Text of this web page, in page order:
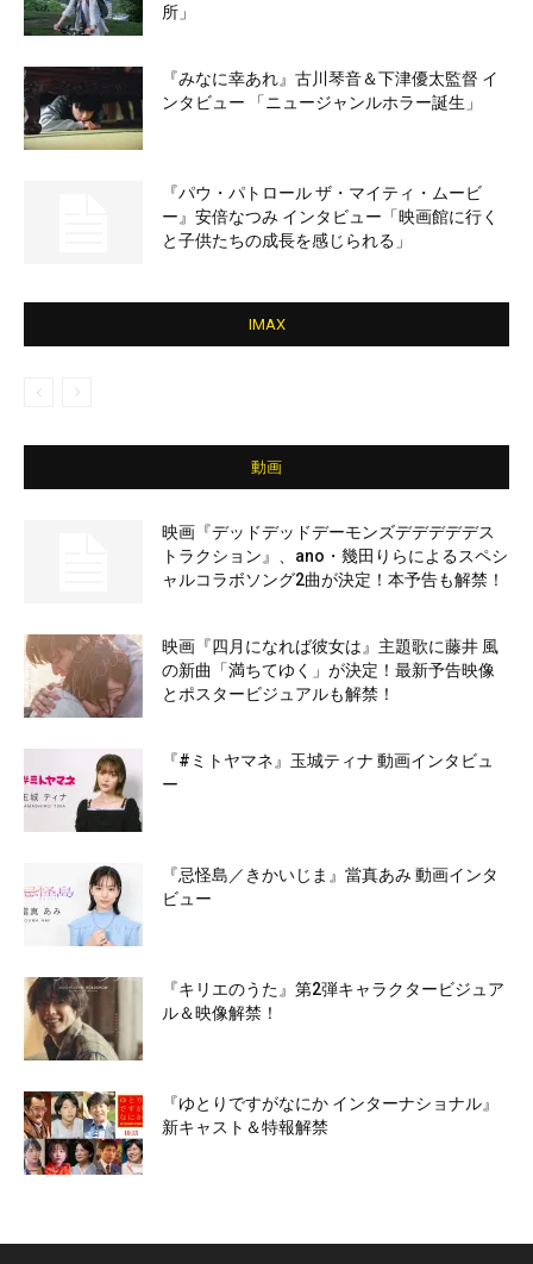
所」
『みなに幸あれ』古川琴音＆下津優太監督 イ
ンタビュー 「ニュージャンルホラー誕生」
『パウ・パトロール ザ・マイティ・ムービ
ー』安倍なつみ インタビュー「映画館に行く
と子供たちの成長を感じられる」
IMAX
動画
映画『デッドデッドデーモンズデデデデデス
トラクション』、ano・幾田りらによるスペシ
ャルコラボソング2曲が決定！本予告も解禁！
映画『四月になれば彼女は』主題歌に藤井 風
の新曲「満ちてゆく」が決定！最新予告映像
とポスタービジュアルも解禁！
『#ミトヤマネ』玉城ティナ 動画インタビュ
ー
『忌怪島／きかいじま』當真あみ 動画インタ
ビュー
『キリエのうた』第2弾キャラクタービジュア
ル＆映像解禁！
『ゆとりですがなにか インターナショナル』
新キャスト＆特報解禁